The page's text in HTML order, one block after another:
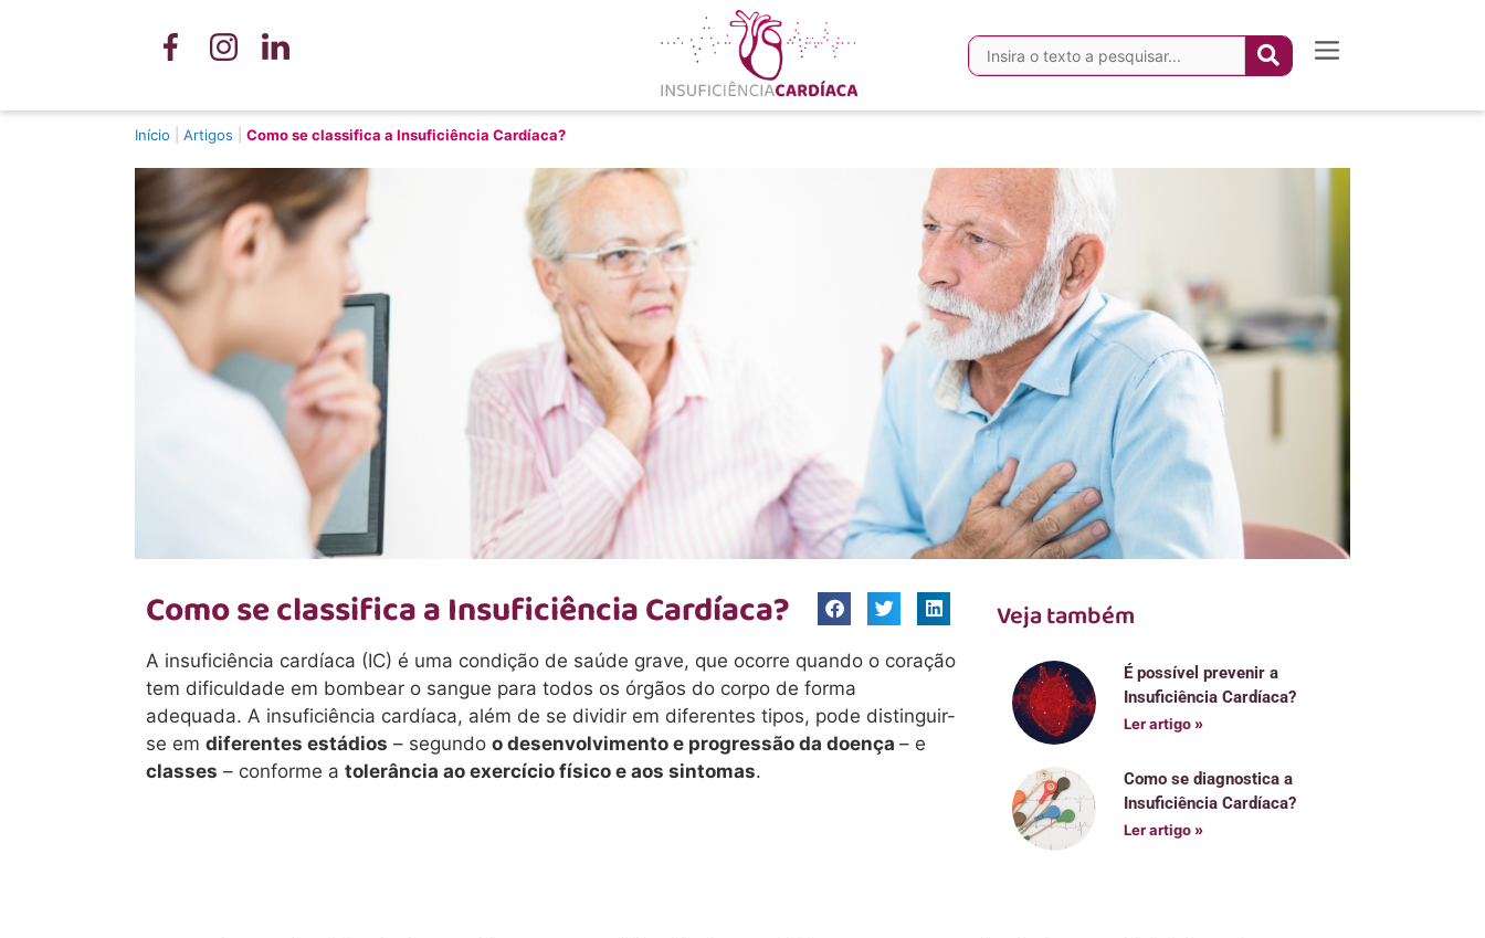
Início Artigos Como se classifica a Insuficiência Cardíaca?
Como se classifica a Insuficiência Cardíaca?
A insuficiência cardíaca (IC) é uma condição de saúde grave, que ocorre quando o coração
tem dificuldade em bombear o sangue para todos os órgãos do corpo de forma
adequada. A insuficiência cardíaca, além de se dividir em diferentes tipos, pode distinguir-
se em diferentes estádios – segundo o desenvolvimento e progressão da doença – e
classes – conforme a tolerância ao exercício físico e aos sintomas.
Veja também
É possível prevenir a
Insuficiência Cardíaca?
Ler artigo »
Como se diagnostica a
Insuficiência Cardíaca?
Ler artigo »